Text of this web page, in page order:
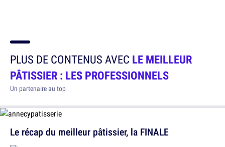
PLUS DE CONTENUS AVEC LE MEILLEUR
PÂTISSIER : LES PROFESSIONNELS
Un partenaire au top
Le récap du meilleur pâtissier, la FINALE